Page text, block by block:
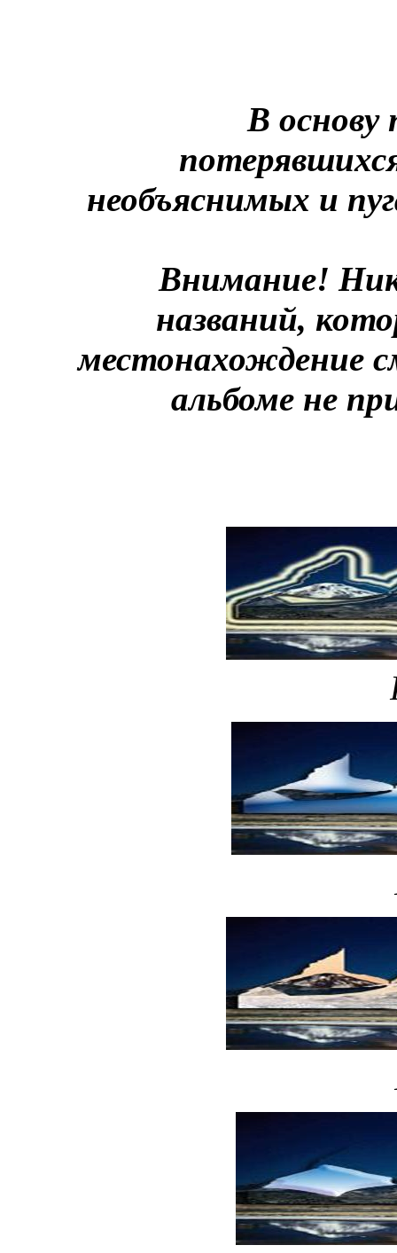
В основу
необъяснимых и
Внимание!
названий,
местонахождение
альбоме не